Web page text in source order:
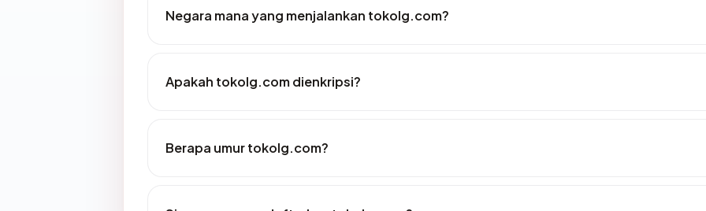
Negara mana yang menjalankan tokolg.com?
Apakah tokolg.com dienkripsi?
Berapa umur tokolg.com?